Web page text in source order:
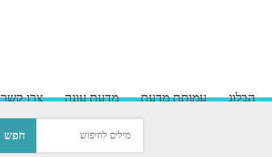
הבלוג עמותת מדעת מדעת עונה צרו קשר